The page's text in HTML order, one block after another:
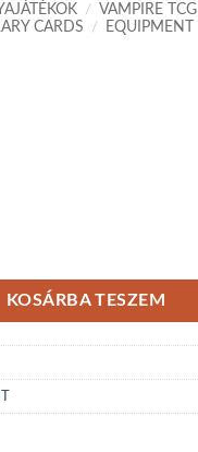
/ VAMPIRE TCG
CARDS / EQUIPMENT
KOSÁRBA TESZEM